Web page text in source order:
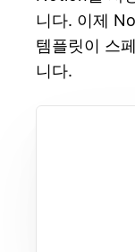
니다. 이제
템플릿이 스
니다.